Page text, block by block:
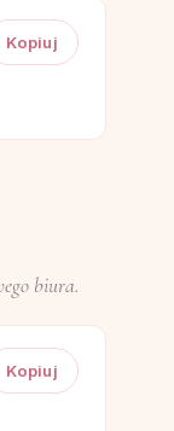
Kopiuj
biura.
Kopiuj